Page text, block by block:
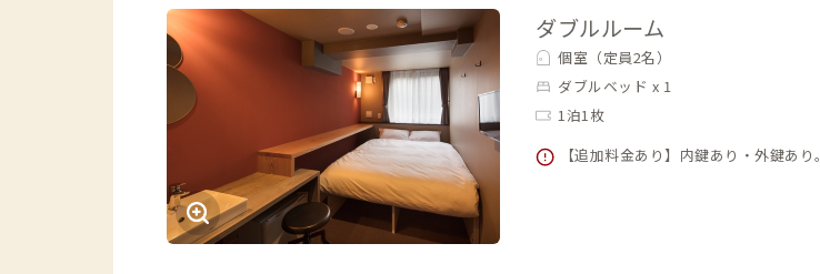
ダブルルーム
個室（定員2名）
ダブルベッド x 1
1泊1枚
【追加料金あり】内鍵あり・外鍵あり。